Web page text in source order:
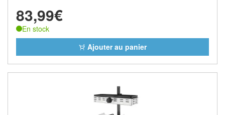
83,99€
En stock
Ajouter au panier